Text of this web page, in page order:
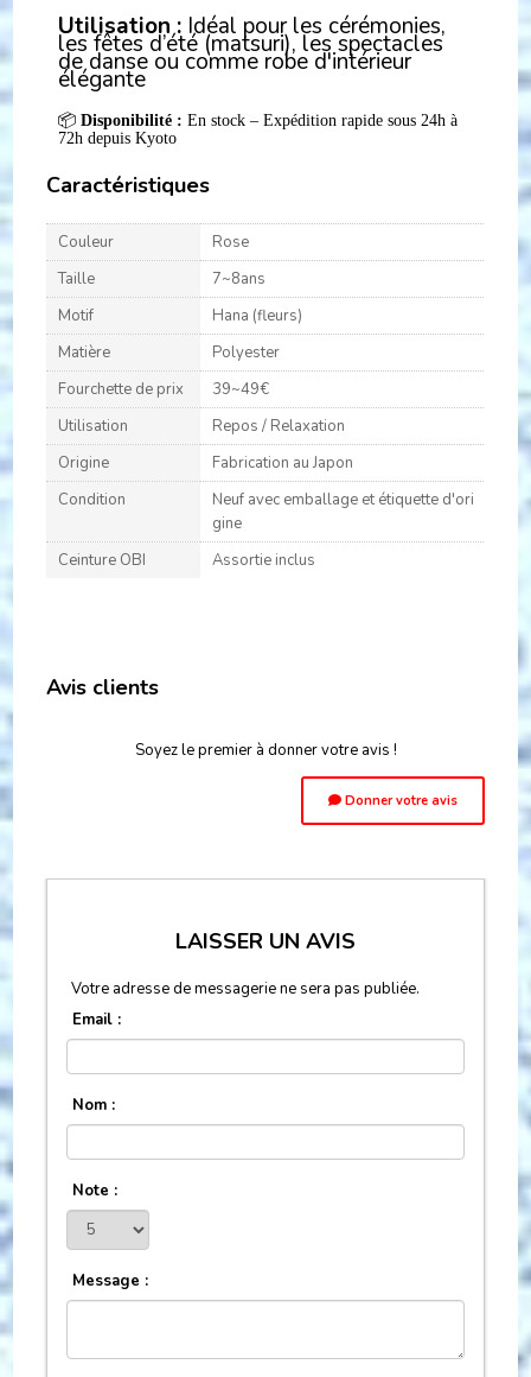
Utilisation : Idéal pour les cérémonies,
les fêtes d’été (matsuri), les spectacles
de danse ou comme robe d'intérieur
élégante
📦Disponibilité : En stock – Expédition rapide sous 24h à
72h depuis Kyoto
Caractéristiques
Couleur
Rose
Taille
7~8ans
Motif
Hana (fleurs)
Matière
Polyester
Fourchette de prix
39~49€
Utilisation
Repos / Relaxation
Origine
Fabrication au Japon
Condition
Neuf avec emballage et étiquette d'ori
gine
Ceinture OBI
Assortie inclus
Avis clients
Soyez le premier à donner votre avis !
Donner votre avis
LAISSER UN AVIS
Votre adresse de messagerie ne sera pas publiée.
Email :
Nom :
Note :
Message :